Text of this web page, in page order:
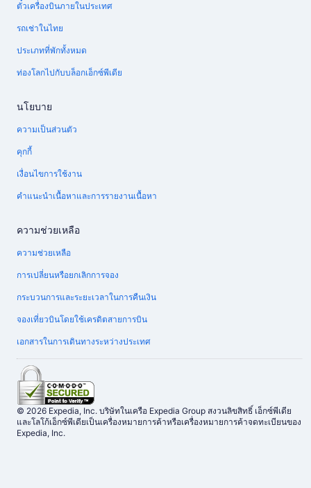
ตั๋วเครื่องบินภายในประเทศ
รถเช่าในไทย
ประเภทที่พักทั้งหมด
ท่องโลกไปกับบล็อกเอ็กซ์พีเดีย
นโยบาย
ความเป็นส่วนตัว
คุกกี้
เงื่อนไขการใช้งาน
คำแนะนำเนื้อหาและการรายงานเนื้อหา
ความช่วยเหลือ
ความช่วยเหลือ
การเปลี่ยนหรือยกเลิกการจอง
กระบวนการและระยะเวลาในการคืนเงิน
จองเที่ยวบินโดยใช้เครดิตสายการบิน
เอกสารในการเดินทางระหว่างประเทศ
© 2026 Expedia, Inc. บริษัทในเครือ Expedia Group สงวนลิขสิทธิ์ เอ็กซ์พีเดีย
และโลโก้เอ็กซ์พีเดียเป็นเครื่องหมายการค้าหรือเครื่องหมายการค้าจดทะเบียนของ
Expedia, Inc.